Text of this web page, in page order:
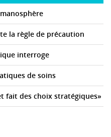
la règle de précaution
interroge
de soins
fait des choix stratégiques»